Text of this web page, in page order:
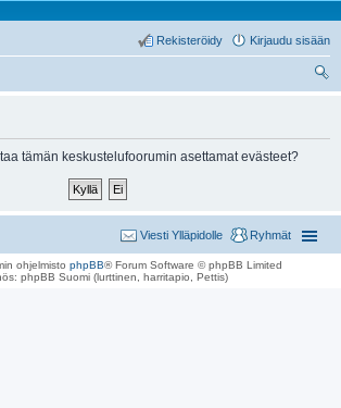
Kirjaudu sisään
Rekisteröidy
tämän keskustelufoorumin asettamat evästeet?
Ryhmät
Viesti Ylläpidolle
ohjelmisto phpBB® Forum Software © phpBB Limited
phpBB Suomi (lurttinen, harritapio, Pettis)